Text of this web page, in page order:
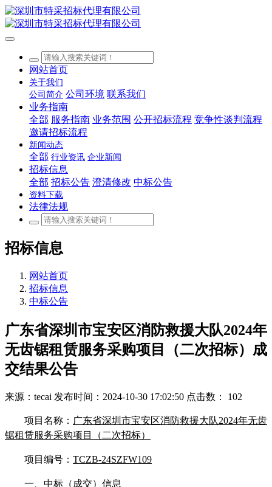
网站首页
关于我们
公司简介 公司环境 联系我们
业务指南
全部 服务指南 业务范围 公开招标流程 竞争性谈判流程
邀请招标流程
新闻动态
全部 行业资讯 企业新闻
招标信息
全部 招标公告 澄清修改 中标公告
资料下载
法律法规
招标信息
网站首页
招标信息
中标公告
广东省深圳市宝安区消防救援大队2024年
无齿锯租赁服务采购项目（二次招标）成
交结果公告
来源：tecai 发布时间：2024-10-30 17:02:50 点击数： 102
项目名称： 广东省深圳市宝安区消防救援大队2024年无齿
锯租赁服务采购项目（二次招标）
项目编号： TCZB-24SZFW109
一、中标（成交）信息